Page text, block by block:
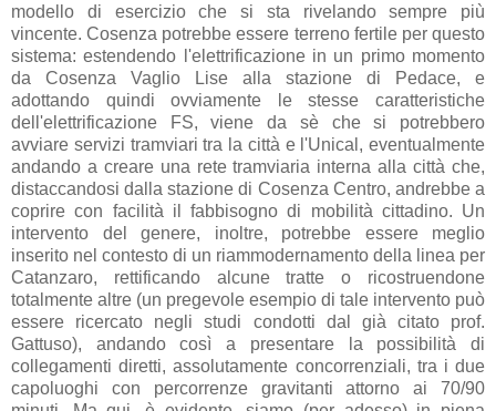
modello di esercizio che si sta rivelando sempre più
vincente. Cosenza potrebbe essere terreno fertile per questo
sistema: estendendo l'elettrificazione in un primo momento
da Cosenza Vaglio Lise alla stazione di Pedace, e
adottando quindi ovviamente le stesse caratteristiche
dell'elettrificazione FS, viene da sè che si potrebbero
avviare servizi tramviari tra la città e l'Unical, eventualmente
andando a creare una rete tramviaria interna alla città che,
distaccandosi dalla stazione di Cosenza Centro, andrebbe a
coprire con facilità il fabbisogno di mobilità cittadino. Un
intervento del genere, inoltre, potrebbe essere meglio
inserito nel contesto di un riammodernamento della linea per
Catanzaro, rettificando alcune tratte o ricostruendone
totalmente altre (un pregevole esempio di tale intervento può
essere ricercato negli studi condotti dal già citato prof.
Gattuso), andando così a presentare la possibilità di
collegamenti diretti, assolutamente concorrenziali, tra i due
capoluoghi con percorrenze gravitanti attorno ai 70/90